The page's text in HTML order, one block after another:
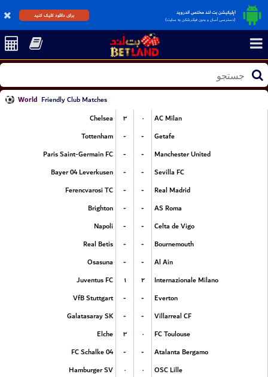
اپلیکیشن بت لند مختص اندروید
(دسترسی آسان و بدون فیلترشکن به سایت)
برای دانلود کلیک کنید
World Friendly Club Matches
Chelsea
۳ ۰
AC Milan
Tottenham
- -
Getafe
Paris Saint-Germain FC
- -
Manchester United
Bayer 04 Leverkusen
- -
Sevilla FC
Ferencvarosi TC
- -
Real Madrid
Brighton
- -
AS Roma
Napoli
- -
Celta de Vigo
Real Betis
- -
Bournemouth
Osasuna
- -
Al Ain
Juventus FC
۱ ۲
Internazionale Milano
VfB Stuttgart
- -
Everton
Galatasaray SK
- -
Villarreal CF
Elche
۳ ۰
FC Toulouse
FC Schalke 04
- -
Atalanta Bergamo
Hamburger SV
۰ ۰
OSC Lille